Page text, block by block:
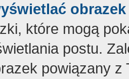
które mogą
postu.
powiązany z